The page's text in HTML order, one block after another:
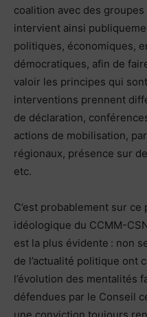
coalition avec des
intervient ainsi
politiques, économiques,
démocratiques, afin de
valoir les principes qui
interventions prennent
de déclaration,
actions de mobilisation,
régionaux, présence sur
etc.
C’est probablement sur ce
idéologique du CCMM-
est la plus évidente : non
de l’actualité politique ont
l’évolution des mentalités
défendues par le Conseil